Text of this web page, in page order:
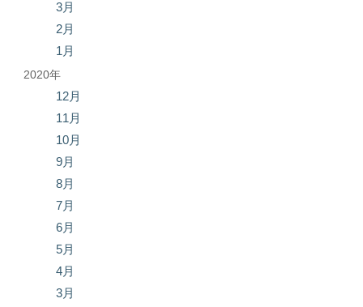
3月
2月
1月
2020年
12月
11月
10月
9月
8月
7月
6月
5月
4月
3月